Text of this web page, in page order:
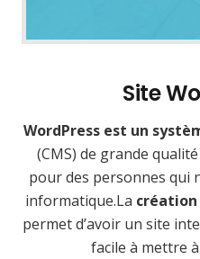
Site
WordPress est un
(CMS) de grande
pour des personnes qui
informatique.La création
permet d’avoir un site
facile à mettre